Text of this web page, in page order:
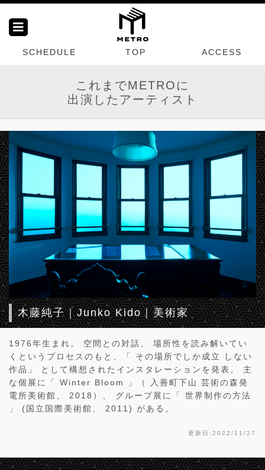
SCHEDULE TOP ACCESS
これまでMETROに
出演したアーティスト
木藤純子｜Junko Kido｜美術家
1976年生まれ。 空間との対話、 場所性を読み解いてい
くというプロセスのもと、「 その場所でしか成立 しない
作品」 として構想されたインスタレーションを発表。 主
な個展に「 Winter Bloom 」（ 入善町下山 芸術の森発
電所美術館、 2018）、 グループ展に「 世界制作の方法
」 (国立国際美術館、 2011) がある。
更新日:2022/11/27